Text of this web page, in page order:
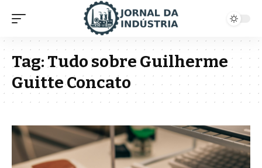
Tag:Tudo sobre Guilherme
Guitte Concato